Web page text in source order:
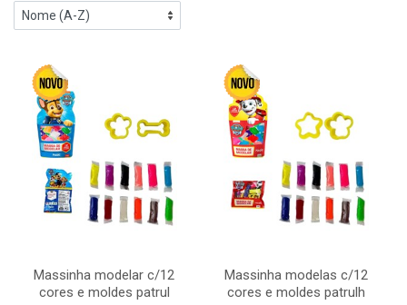
Massinha modelar c/12
cores e moldes patrul
Massinha modelas c/12
cores e moldes patrulh